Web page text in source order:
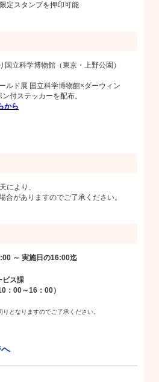
定スタンプを押印可能
立科学博物館（東京・上野公園）
ルド展 国立科学博物館×ダーウィン
付ステッカーを配布。
から
により、
合がありますのでご了承ください。
～ 実施日の16:00迄
ス課
：00～16：00）
となりますのでご了承ください。